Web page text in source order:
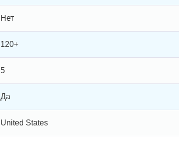
Нет
120+
5
Да
United States